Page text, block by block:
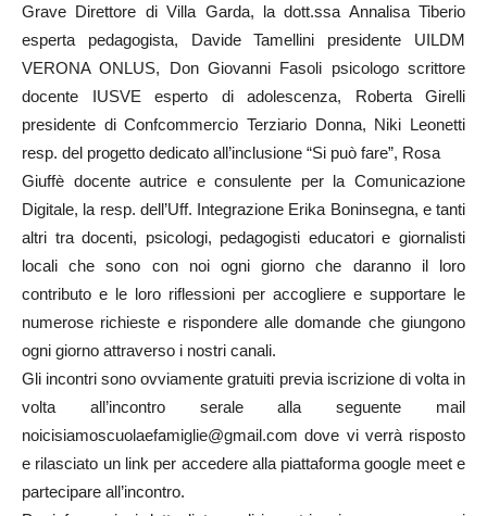
Grave Direttore di Villa Garda, la dott.ssa Annalisa Tiberio
esperta pedagogista, Davide Tamellini presidente UILDM
VERONA ONLUS, Don Giovanni Fasoli psicologo scrittore
docente IUSVE esperto di adolescenza, Roberta Girelli
presidente di Confcommercio Terziario Donna, Niki Leonetti
resp. del progetto dedicato all’inclusione “Si può fare”, Rosa
Giuffè docente autrice e consulente per la Comunicazione
Digitale, la resp. dell’Uff. Integrazione Erika Boninsegna, e tanti
altri tra docenti, psicologi, pedagogisti educatori e giornalisti
locali che sono con noi ogni giorno che daranno il loro
contributo e le loro riflessioni per accogliere e supportare le
numerose richieste e rispondere alle domande che giungono
ogni giorno attraverso i nostri canali.
Gli incontri sono ovviamente gratuiti previa iscrizione di volta in
volta all’incontro serale alla seguente mail
noicisiamoscuolaefamiglie@gmail.com dove vi verrà risposto
e rilasciato un link per accedere alla piattaforma google meet e
partecipare all’incontro.